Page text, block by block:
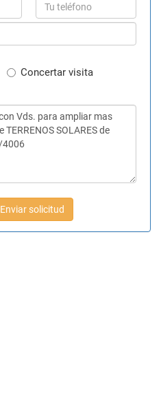
Concertar visita
Enviar solicitud